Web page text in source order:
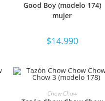
Good Boy (modelo 174)
mujer
$14.990
SELECCIONAR
Chow Chow